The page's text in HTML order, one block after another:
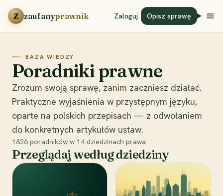
Przejdź do treści
Z zaufanyprawnik Zaloguj Opisz sprawę
BAZA WIEDZY
Poradniki prawne
Zrozum swoją sprawę, zanim zaczniesz działać.
Praktyczne wyjaśnienia w przystępnym języku,
oparte na polskich przepisach — z odwołaniem
do konkretnych artykułów ustaw.
1826 poradników w 14 dziedzinach prawa
Przeglądaj według dziedziny